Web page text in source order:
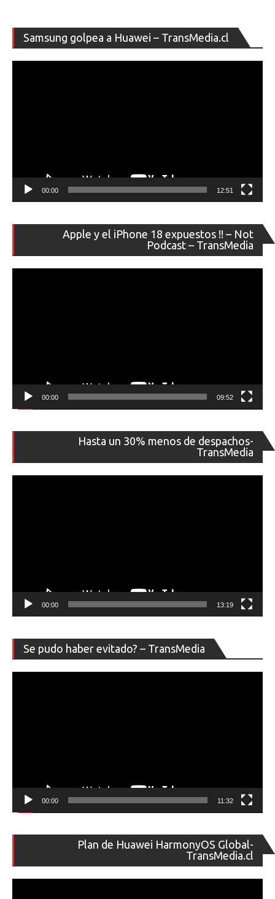
Samsung golpea a Huawei – TransMedia.cl
de
00:00 12:51
Apple y el iPhone 18 expuestos !! – Not
Podcast – TransMedia
de
00:00 09:52
Hasta un 30% menos de despachos-
TransMedia
de
00:00 13:19
Se pudo haber evitado? – TransMedia
de
00:00 11:32
Plan de Huawei HarmonyOS Global-
TransMedia.cl
de